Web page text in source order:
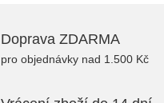
Doprava ZDARMA
pro objednávky nad 1.500 Kč